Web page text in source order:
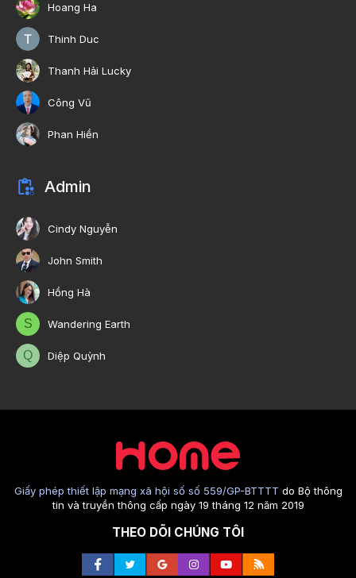
Hoang Ha
Thinh Duc
Thanh Hải Lucky
Công Vũ
Phan Hiền
Admin
Cindy Nguyễn
John Smith
Hồng Hà
S Wandering Earth
Q Diệp Quỳnh
Giấy phép thiết lập mạng xã hội số số 559/GP-BTTTT do Bộ thông
tin và truyền thông cấp ngày 19 tháng 12 năm 2019
THEO DÕI CHÚNG TÔI